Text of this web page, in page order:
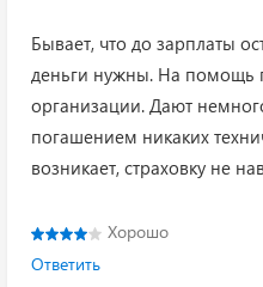
Бывает, что до зарплаты
деньги нужны. На помощь
организации. Дают
погашением никаких
возникает, страховку не
Хорошо
Ответить